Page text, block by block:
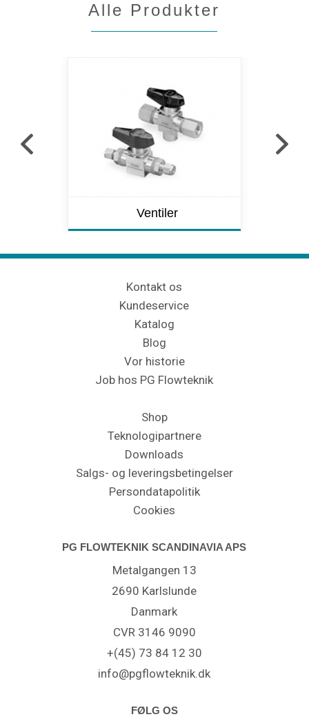
Alle Produkter
Ventiler
PG FLOWTEKNIK SCANDINAVIA APS
Metalgangen 13
2690 Karlslunde
Danmark
CVR 3146 9090
+(45) 73 84 12 30
info@pgflowteknik.dk
Kontakt os
Kundeservice
Katalog
Blog
Vor historie
Job hos PG Flowteknik
Shop
Teknologipartnere
Downloads
Salgs- og leveringsbetingelser
Persondatapolitik
Cookies
FØLG OS